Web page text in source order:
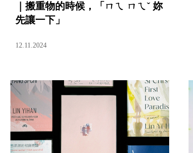
｜搬重物的時候，「ㄇㄟ ㄇㄟˇ 妳
先讓一下」
12.11.2024